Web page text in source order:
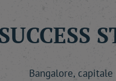
Bangalore,